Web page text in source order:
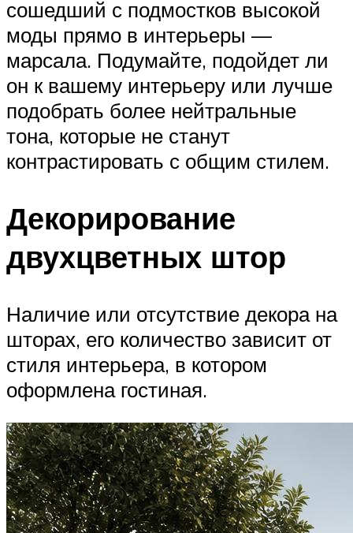
сошедший с подмостков высокой
моды прямо в интерьеры —
марсала. Подумайте, подойдет ли
он к вашему интерьеру или лучше
подобрать более нейтральные
тона, которые не станут
контрастировать с общим стилем.
Декорирование
двухцветных штор
Наличие или отсутствие декора на
шторах, его количество зависит от
стиля интерьера, в котором
оформлена гостиная.